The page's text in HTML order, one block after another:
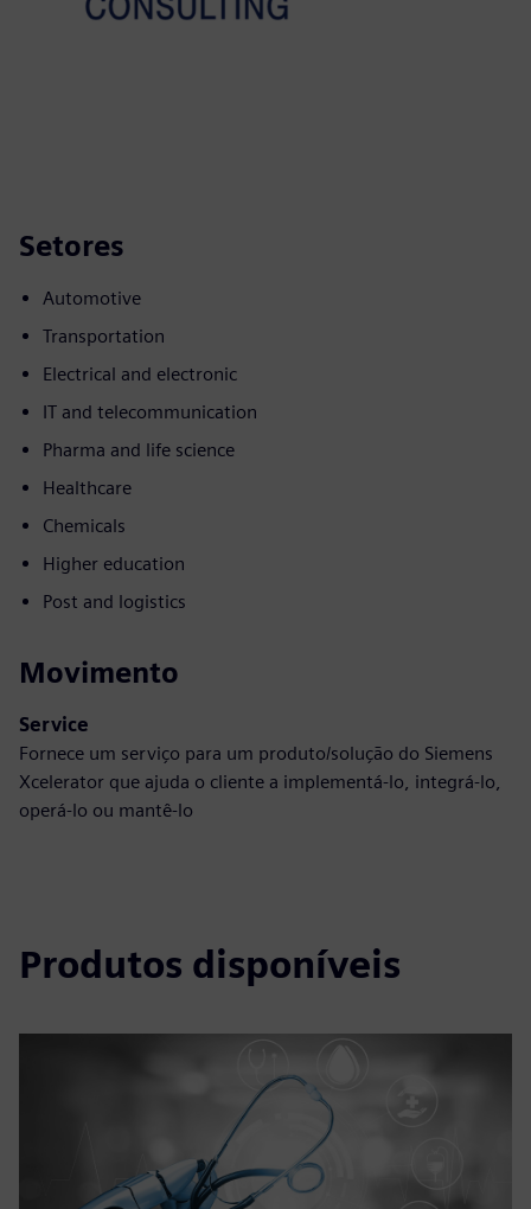
Setores
Automotive
Transportation
Electrical and electronic
IT and telecommunication
Pharma and life science
Healthcare
Chemicals
Higher education
Post and logistics
Movimento
Service
Fornece um serviço para um produto/solução do Siemens
Xcelerator que ajuda o cliente a implementá-lo, integrá-lo,
operá-lo ou mantê-lo
Produtos disponíveis